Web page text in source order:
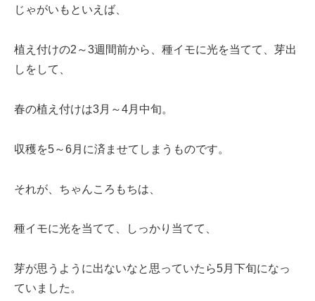
じゃがいもといえば、
植え付けの2～3週間前から、種イモに光を当てて、芽出
しをして、
春の植え付けは3月～4月中旬。
収穫を5～6月に済ませてしまうものです。
それが、ちゃんころもちは、
種イモに光を当てて、しっかり当てて、
芽が思うように出ないなと思っていたら5月下旬になっ
ていました。